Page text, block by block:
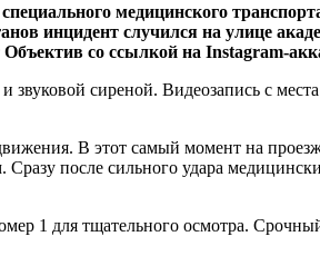
медицинского
инцидент случился на улице
со ссылкой на Instagram-
сиреной. Видеозапись с
В этот самый момент на
после сильного удара
1 для тщательного осмотра.